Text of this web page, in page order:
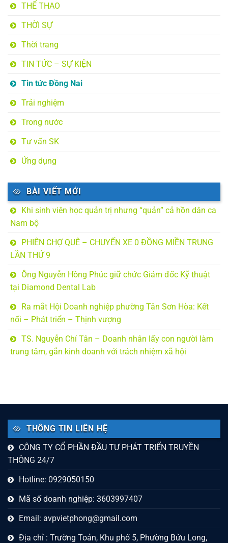
THỂ THAO
THỜI SỰ
Thời trang
TIN TỨC – SỰ KIỆN
Tin tức Đồng Nai
Trải nghiệm
Trong nước
Tư vấn SK
Ứng dụng
BÀI VIẾT MỚI
Khi sinh viên học quản trị nhưng “quản” cả hồn dân ca
Nam bộ
PHIÊN CHỢ QUÊ – CHUYẾN XE 0 ĐỒNG MIỀN TRUNG
LẦN THỨ 9
Ông Nguyễn Hồng Phúc giữ chức Giám đốc Kỹ thuật
tại Diamond Dental Lab
Ra mắt Hội Doanh nghiệp phường Tân Sơn Hòa: Kết
nối – Phát triển – Thịnh vượng
TS. Nguyễn Chí Tân – Doanh nhân lấy con người làm
trung tâm, gắn kinh doanh với trách nhiệm xã hội
THÔNG TIN LIÊN HỆ
CÔNG TY CỔ PHẦN ĐẦU TƯ PHÁT TRIỂN TRUYỀN
THÔNG 24/7
Hotline: 0929050150
Mã số doanh nghiệp: 3603997407
Email: avpvietphong@gmail.com
Địa chỉ : Trường Toản, Khu phố 5, Phường Bửu Long,